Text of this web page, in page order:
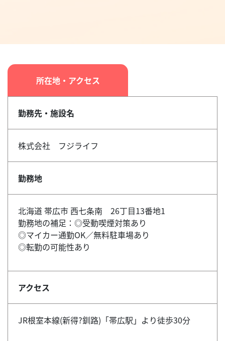
所在地・アクセス
勤務先・施設名
株式会社 フジライフ
勤務地
北海道 帯広市 西七条南 26丁目13番地1
勤務地の補足：◎受動喫煙対策あり
◎マイカー通勤OK／無料駐車場あり
◎転勤の可能性あり
アクセス
JR根室本線(新得?釧路)「帯広駅」より徒歩30分